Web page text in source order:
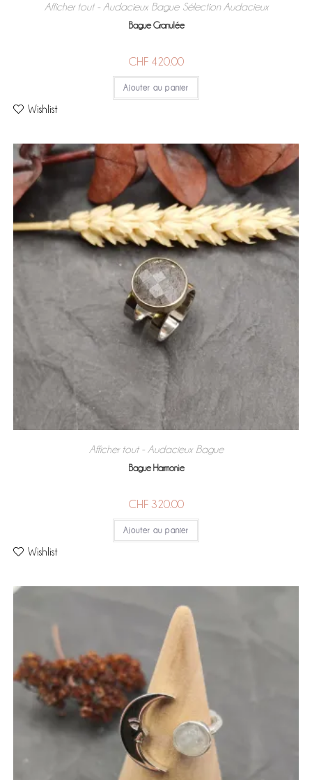
Afficher tout - Audacieux, Bague, Sélection Audacieux
Bague Granulée
CHF 420.00
Ajouter au panier
Wishlist
Afficher tout - Audacieux, Bague
Bague Harmonie
CHF 320.00
Ajouter au panier
Wishlist